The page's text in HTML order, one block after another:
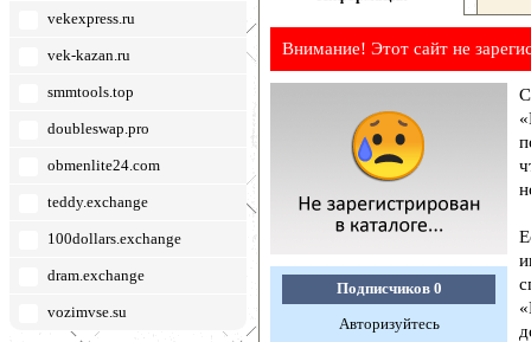
vekexpress.ru
vek-kazan.ru
smmtools.top
doubleswap.pro
obmenlite24.com
teddy.exchange
100dollars.exchange
dram.exchange
vozimvse.su
Внимание! Этот сайт не
Подписчиков 0
Авторизуйтесь